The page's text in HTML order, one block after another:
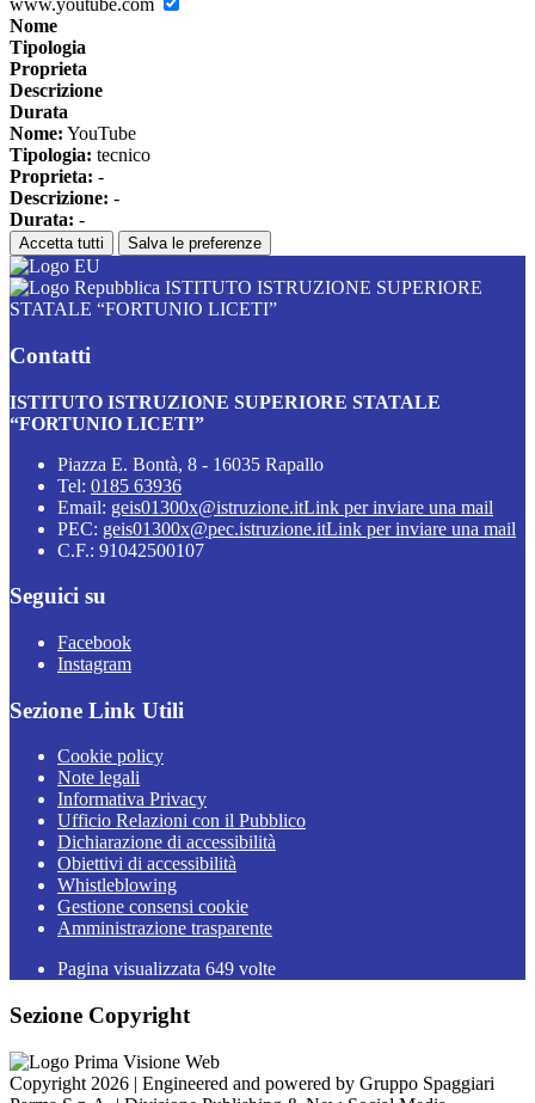
www.youtube.com
Nome
Tipologia
Proprieta
Descrizione
Durata
Nome: YouTube
Tipologia: tecnico
Proprieta: -
Descrizione: -
Durata: -
Accetta tutti Salva le preferenze
ISTITUTO ISTRUZIONE SUPERIORE
STATALE “FORTUNIO LICETI”
Contatti
ISTITUTO ISTRUZIONE SUPERIORE STATALE
“FORTUNIO LICETI”
Piazza E. Bontà, 8 - 16035 Rapallo
Tel: 0185 63936
Email: geis01300x@istruzione.itLink per inviare una mail
PEC: geis01300x@pec.istruzione.itLink per inviare una mail
C.F.: 91042500107
Seguici su
Facebook
Instagram
Sezione Link Utili
Cookie policy
Note legali
Informativa Privacy
Ufficio Relazioni con il Pubblico
Dichiarazione di accessibilità
Obiettivi di accessibilità
Whistleblowing
Gestione consensi cookie
Amministrazione trasparente
Pagina visualizzata 649 volte
Sezione Copyright
Copyright 2026 | Engineered and powered by Gruppo Spaggiari